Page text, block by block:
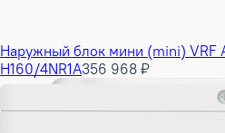
Наружный блок мини (mini) VRF
H160/4NR1A356 968 ₽